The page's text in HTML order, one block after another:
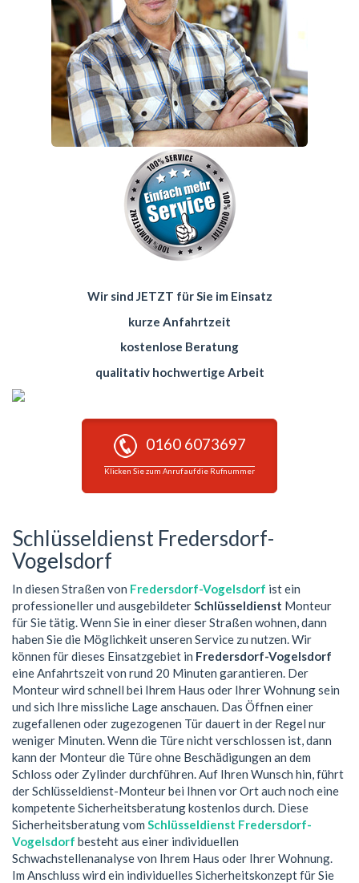
Wir sind JETZT für Sie im Einsatz
kurze Anfahrtzeit
kostenlose Beratung
qualitativ hochwertige Arbeit
0160 6073697
Klicken Sie zum Anruf auf die Rufnummer
Schlüsseldienst Fredersdorf-
Vogelsdorf
In diesen Straßen von Fredersdorf-Vogelsdorf ist ein
professioneller und ausgebildeterSchlüsseldienst Monteur
für Sie tätig. Wenn Sie in einer dieser Straßen wohnen, dann
haben Sie die Möglichkeit unseren Service zu nutzen. Wir
können für dieses Einsatzgebiet in Fredersdorf-Vogelsdorf
eine Anfahrtszeit von rund 20 Minuten garantieren. Der
Monteur wird schnell bei Ihrem Haus oder Ihrer Wohnung sein
und sich Ihre missliche Lage anschauen. Das Öffnen einer
zugefallenen oder zugezogenen Tür dauert in der Regel nur
weniger Minuten. Wenn die Türe nicht verschlossen ist, dann
kann der Monteur die Türe ohne Beschädigungen an dem
Schloss oder Zylinder durchführen. Auf Ihren Wunsch hin, führt
der Schlüsseldienst-Monteur bei Ihnen vor Ort auch noch eine
kompetente Sicherheitsberatung kostenlos durch. Diese
Sicherheitsberatung vom Schlüsseldienst Fredersdorf-
Vogelsdorf besteht aus einer individuellen
Schwachstellenanalyse von Ihrem Haus oder Ihrer Wohnung.
Im Anschluss wird ein individuelles Sicherheitskonzept für Sie